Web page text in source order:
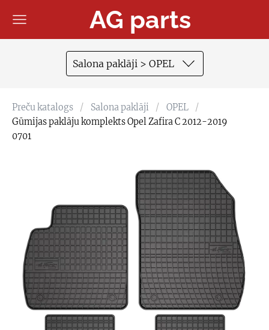
AG parts
Salona paklāji > OPEL
Preču katalogs Salona paklāji
OPEL
Gūmijas paklāju komplekts Opel Zafira C 2012-2019
0701